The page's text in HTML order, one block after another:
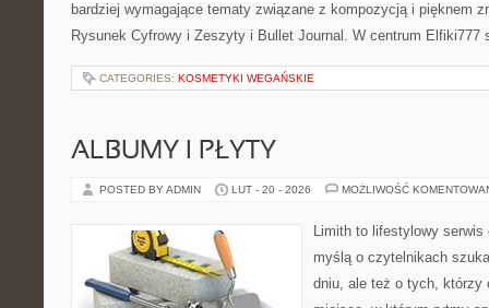
bardziej wymagające tematy związane z kompozycją i pięknem
Rysunek Cyfrowy i Zeszyty i Bullet Journal. W centrum
CATEGORIES: KOSMETYKI WEGAŃSKIE
ALBUMY I PŁYTY
POSTED BY ADMIN LUT - 20 - 2026 MOŻLIWOŚĆ
Limith to lifestylowy
myślą o czytelnikach
dniu, ale też o tych, którzy